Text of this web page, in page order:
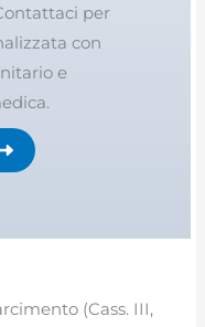
per
con
e
(Cass. III,